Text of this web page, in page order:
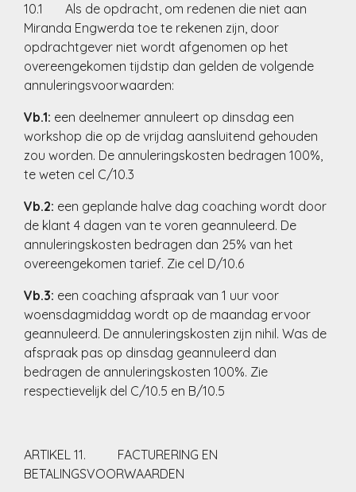
10.1 Als de opdracht, om redenen die niet aan
Miranda Engwerda toe te rekenen zijn, door
opdrachtgever niet wordt afgenomen op het
overeengekomen tijdstip dan gelden de volgende
annuleringsvoorwaarden:
Vb.1: een deelnemer annuleert op dinsdag een
workshop die op de vrijdag aansluitend gehouden
zou worden. De annuleringskosten bedragen 100%,
te weten cel C/10.3
Vb.2: een geplande halve dag coaching wordt door
de klant 4 dagen van te voren geannuleerd. De
annuleringskosten bedragen dan 25% van het
overeengekomen tarief. Zie cel D/10.6
Vb.3: een coaching afspraak van 1 uur voor
woensdagmiddag wordt op de maandag ervoor
geannuleerd. De annuleringskosten zijn nihil. Was de
afspraak pas op dinsdag geannuleerd dan
bedragen de annuleringskosten 100%. Zie
respectievelijk del C/10.5 en B/10.5
ARTIKEL 11. FACTURERING EN
BETALINGSVOORWAARDEN